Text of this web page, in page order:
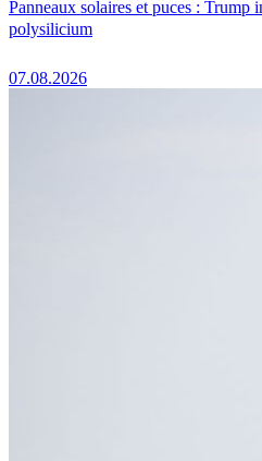
Panneaux solaires et puces : Trump
polysilicium
07.08.2026